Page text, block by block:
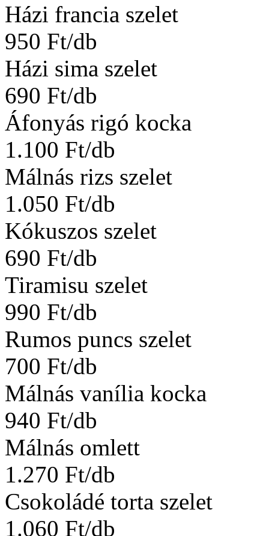
Házi francia szelet
950 Ft/db
Házi sima szelet
690 Ft/db
Áfonyás rigó kocka
1.100 Ft/db
Málnás rizs szelet
1.050 Ft/db
Kókuszos szelet
690 Ft/db
Tiramisu szelet
990 Ft/db
Rumos puncs szelet
700 Ft/db
Málnás vanília kocka
940 Ft/db
Málnás omlett
1.270 Ft/db
Csokoládé torta szelet
1.060 Ft/db